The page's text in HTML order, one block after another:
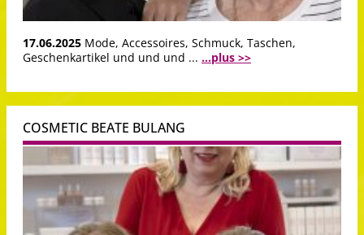
17.06.2025 Mode, Accessoires, Schmuck, Taschen,
Geschenkartikel und und und ... ...plus >>
COSMETIC BEATE BULANG